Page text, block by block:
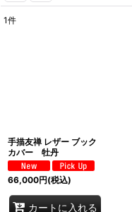
1件
手描友禅 レザー ブック
カバー 牡丹
66,000円(税込)
カートに入れる